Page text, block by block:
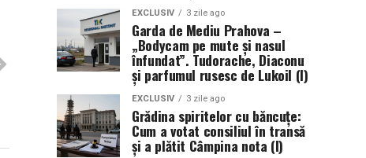
EXCLUSIV 3 zile ago
Garda de Mediu Prahova –
„Bodycam pe mute și nasul
înfundat”. Tudorache, Diaconu
și parfumul rusesc de Lukoil (I)
EXCLUSIV 3 zile ago
Grădina spiritelor cu băncuțe:
Cum a votat consiliul în transă
și a plătit Câmpina nota (I)